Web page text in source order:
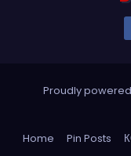
Proudly
Home Pin Posts